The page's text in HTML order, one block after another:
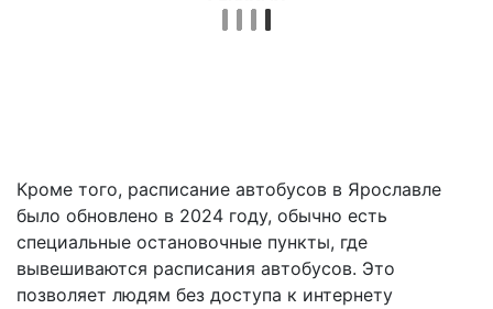
Кроме того, расписание автобусов в Ярославле
было обновлено в 2024 году, обычно есть
специальные остановочные пункты, где
вывешиваются расписания автобусов. Это
позволяет людям без доступа к интернету